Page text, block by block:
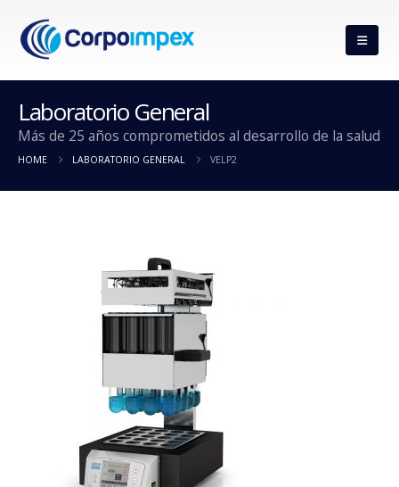
Laboratorio General
Más de 25 años comprometidos al desarrollo de la salud
HOME LABORATORIO GENERAL VELP2